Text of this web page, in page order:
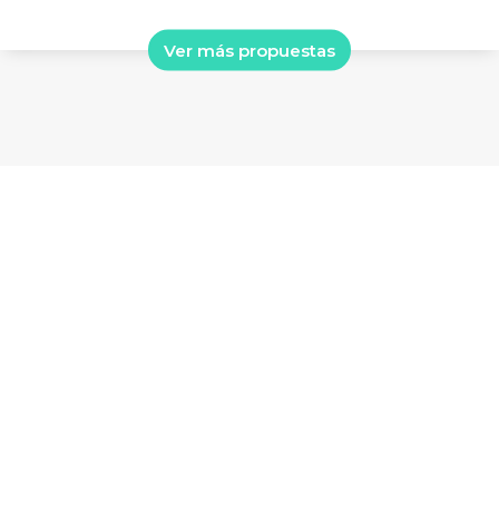
Ver más propuestas